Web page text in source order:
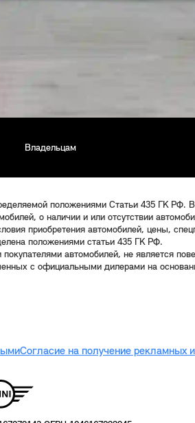
Владельцам
положениями Статьи 435 ГК РФ.
о наличии и или отсутствии
приобретения автомобилей, цены,
положениями статьи 435 ГК РФ.
автомобилей, не является
с официальными дилерами на
Согласие на получение рекламных